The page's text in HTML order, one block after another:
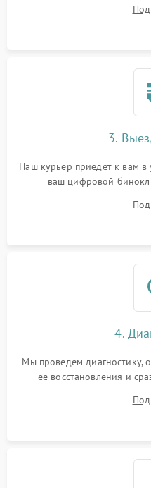
3.
Наш курьер приедет к вам в
ваш цифровой
4.
Мы проведем диагностику,
ее восстановления и